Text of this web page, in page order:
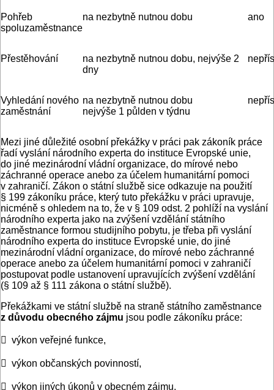
Pohřeb
spoluzaměstnance
na nezbytně nutnou dobu ano
Přestěhování
na nezbytně nutnou dobu, nejvýše 2
dny
Vyhledání nového
zaměstnání
na nezbytně nutnou dobu
nejvýše 1 půlden v týdnu
Mezi jiné důležité osobní překážky v práci pak zákoník práce
řadí vyslání národního experta do instituce Evropské unie,
do jiné mezinárodní vládní organizace, do mírové nebo
záchranné operace anebo za účelem humanitární pomoci
v zahraničí. Zákon o státní službě sice odkazuje na použití
§ 199 zákoníku práce, který tuto překážku v práci upravuje,
nicméně s ohledem na to, že v § 109 odst. 2 pohlíží na vyslání
národního experta jako na zvýšení vzdělání státního
zaměstnance formou studijního pobytu, je třeba při vyslání
národního experta do instituce Evropské unie, do jiné
mezinárodní vládní organizace, do mírové nebo záchranné
operace anebo za účelem humanitární pomoci v zahraničí
postupovat podle ustanovení upravujících zvýšení vzdělání
(§ 109 až § 111 zákona o státní službě).
Překážkami ve státní službě na straně státního zaměstnance
z důvodu obecného zájmu jsou podle zákoníku práce:
 výkon veřejné funkce,
 výkon občanských povinností,
 výkon jiných úkonů v obecném zájmu,